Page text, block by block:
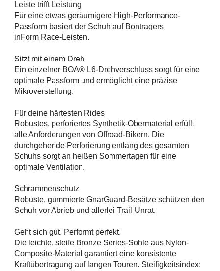
Leiste trifft Leistung
Für eine etwas geräumigere High-Performance-
Passform basiert der Schuh auf Bontragers
inForm Race-Leisten.
Sitzt mit einem Dreh
Ein einzelner BOA® L6-Drehverschluss sorgt für eine
optimale Passform und ermöglicht eine präzise
Mikroverstellung.
Für deine härtesten Rides
Robustes, perforiertes Synthetik-Obermaterial erfüllt
alle Anforderungen von Offroad-Bikern. Die
durchgehende Perforierung entlang des gesamten
Schuhs sorgt an heißen Sommertagen für eine
optimale Ventilation.
Schrammenschutz
Robuste, gummierte GnarGuard-Besätze schützen den
Schuh vor Abrieb und allerlei Trail-Unrat.
Geht sich gut. Performt perfekt.
Die leichte, steife Bronze Series-Sohle aus Nylon-
Composite-Material garantiert eine konsistente
Kraftübertragung auf langen Touren. Steifigkeitsindex: